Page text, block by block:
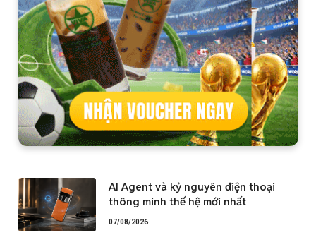
AI Agent và kỷ nguyên điện thoại
thông minh thế hệ mới nhất
07/08/2026